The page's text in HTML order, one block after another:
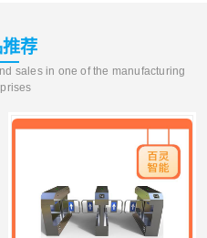
荐
sales in one of the manufacturing